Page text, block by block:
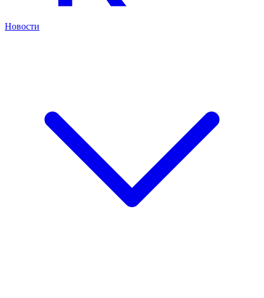
Новости